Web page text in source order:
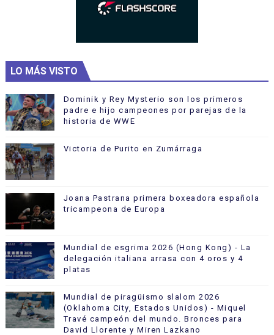
LO MÁS VISTO
Dominik y Rey Mysterio son los primeros
padre e hijo campeones por parejas de la
historia de WWE
Victoria de Purito en Zumárraga
Joana Pastrana primera boxeadora española
tricampeona de Europa
Mundial de esgrima 2026 (Hong Kong) - La
delegación italiana arrasa con 4 oros y 4
platas
Mundial de piragüismo slalom 2026
(Oklahoma City, Estados Unidos) - Miquel
Travé campeón del mundo. Bronces para
David Llorente y Miren Lazkano